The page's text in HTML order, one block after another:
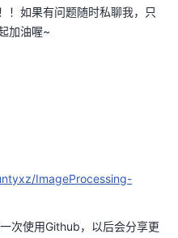
！如果有问题随时私聊我，只
加油喔~
ImageProcessing-
次使用Github，以后会分享更